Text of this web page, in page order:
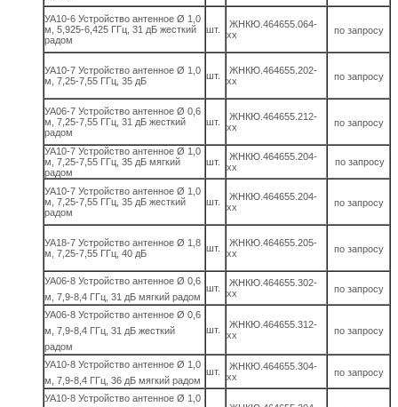
УА10-6 Устройство антенное Ø 1,0
м, 5,925-6,425 ГГц, 31 дБ жесткий
радом
шт.
ЖНКЮ.464655.064-
хх
по запросу
УА10-7 Устройство антенное Ø 1,0
м, 7,25-7,55 ГГц, 35 дБ
шт.
ЖНКЮ.464655.202-
хх
по запросу
УА06-7 Устройство антенное Ø 0,6
м, 7,25-7,55 ГГц, 31 дБ жесткий
радом
шт.
ЖНКЮ.464655.212-
хх
по запросу
УА10-7 Устройство антенное Ø 1,0
м, 7,25-7,55 ГГц, 35 дБ мягкий
радом
шт.
ЖНКЮ.464655.204-
хх
по запросу
УА10-7 Устройство антенное Ø 1,0
м, 7,25-7,55 ГГц, 35 дБ жесткий
радом
шт.
ЖНКЮ.464655.204-
хх
по запросу
УА18-7 Устройство антенное Ø 1,8
м, 7,25-7,55 ГГц, 40 дБ
шт.
ЖНКЮ.464655.205-
хх
по запросу
УА06-8 Устройство антенное Ø 0,6
м, 7,9-8,4 ГГц, 31 дБ мягкий радом
шт.
ЖНКЮ.464655.302-
хх
по запросу
УА06-8 Устройство антенное Ø 0,6
м, 7,9-8,4 ГГц, 31 дБ жесткий
радом
шт.
ЖНКЮ.464655.312-
хх
по запросу
УА10-8 Устройство антенное Ø 1,0
м, 7,9-8,4 ГГц, 36 дБ мягкий радом
шт.
ЖНКЮ.464655.304-
хх
по запросу
УА10-8 Устройство антенное Ø 1,0